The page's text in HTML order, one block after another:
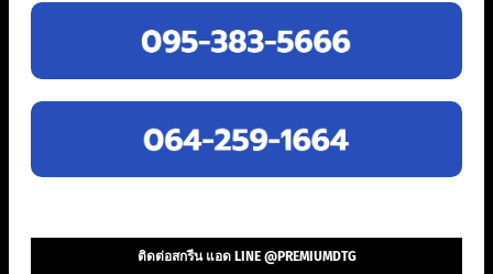
ติดต่อสกรีน แอด LINE @PREMIUMDTG